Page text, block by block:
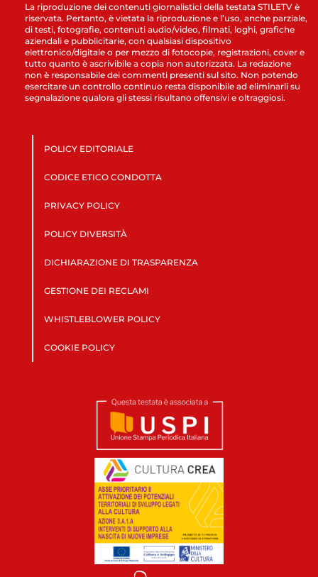
La riproduzione dei contenuti giornalistici della testata STILETV è
riservata. Pertanto, è vietata la riproduzione e l’uso, anche parziale,
di testi, fotografie, contenuti audio/video, filmati, loghi, grafiche
aziendali e pubblicitarie, con qualsiasi dispositivo
elettronico/digitale o per mezzo di fotocopie, registrazioni, cover e
tutto quanto è ascrivibile a copia non autorizzata. La redazione
non è responsabile dei commenti presenti sul sito. Non potendo
esercitare un controllo continuo resta disponibile ad eliminarli su
segnalazione qualora gli stessi risultano offensivi e oltraggiosi.
POLICY EDITORIALE
CODICE ETICO CONDOTTA
PRIVACY POLICY
POLICY DIVERSITÀ
DICHIARAZIONE DI TRASPARENZA
GESTIONE DEI RECLAMI
WHISTLEBLOWER POLICY
COOKIE POLICY